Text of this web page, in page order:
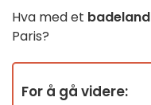
Hva med et badeland
Paris?
For å gå videre: